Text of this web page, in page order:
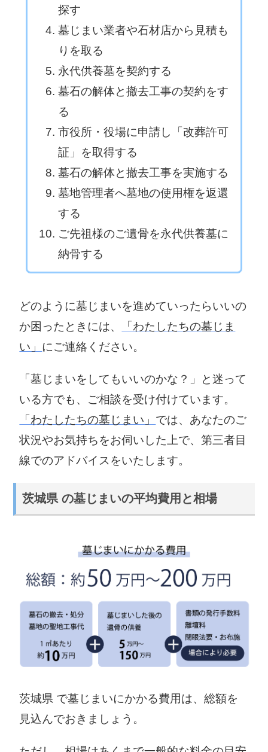
阿見町役場
〒300-0392 稲
1-1-1
029-888-1111
〒300-1392 稲
0297-84-2111
八千代町役場
〒300-3592 結
城郡八千代町大
字菅谷1170
0296-48-1111
五霞町役場
島郡五霞町大字
0280-84-1111
境町役場
〒306-0495 猿
0280-81-1300
利根町役場
相馬郡利根町布
探す
墓じまい業者や石材店から見積も
りを取る
永代供養墓を契約する
墓石の解体と撤去工事の契約をす
る
市役所・役場に申請し「改葬許可
証」を取得する
墓石の解体と撤去工事を実施する
墓地管理者へ墓地の使用権を返還
する
ご先祖様のご遺骨を永代供養墓に
納骨する
どのように墓じまいを進めていったらいいの
か困ったときには、
「わたしたちの墓じま
い」 にご連絡ください。
「墓じまいをしてもいいのかな？」と迷って
いる方でも、ご相談を受け付けています。
「わたしたちの墓じまい」 では、あなたのご
状況やお気持ちをお伺いした上で、第三者目
線でのアドバイスをいたします。
茨城県 の墓じまいの平均費用と相場
茨城県 で墓じまいにかかる費用は、総額を
見込んでおきましょう。